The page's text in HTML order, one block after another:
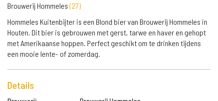
Brouwerij Hommeles(27)
Hommeles Kuitenbijter is een Blond bier van Brouwerij Hommeles in
Houten. Dit bier is gebrouwen met gerst, tarwe en haver en gehopt
met Amerikaanse hoppen. Perfect geschikt om te drinken tijdens
een mooie lente- of zomerdag.
Details